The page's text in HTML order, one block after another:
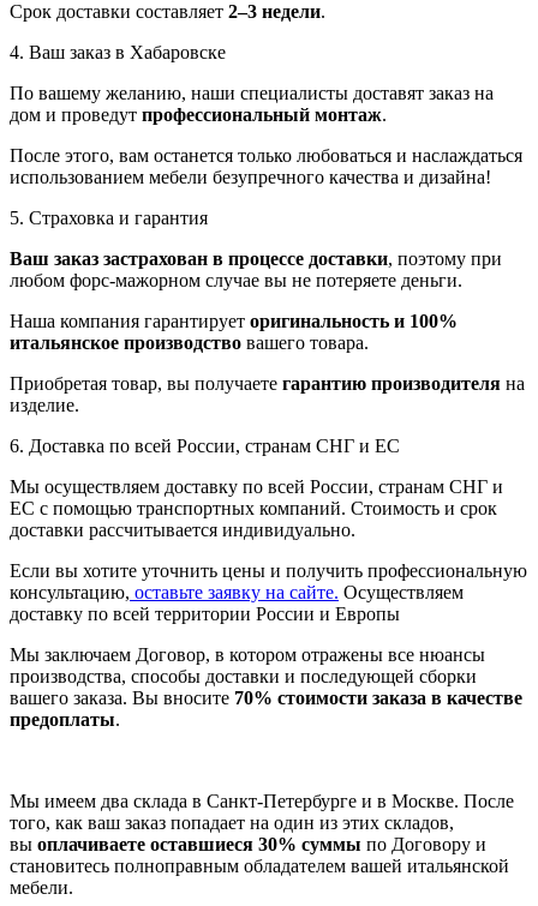
Срок доставки составляет 2–3 недели.
4. Ваш заказ в Хабаровске
По вашему желанию, наши специалисты доставят заказ на
дом и проведут профессиональный монтаж.
После этого, вам останется только любоваться и наслаждаться
использованием мебели безупречного качества и дизайна!
5. Страховка и гарантия
Ваш заказ застрахован в процессе доставки, поэтому при
любом форс-мажорном случае вы не потеряете деньги.
Наша компания гарантирует оригинальность и 100%
итальянское производство вашего товара.
Приобретая товар, вы получаете гарантию производителя на
изделие.
6. Доставка по всей России, странам СНГ и ЕС
Мы осуществляем доставку по всей России, странам СНГ и
ЕС с помощью транспортных компаний. Стоимость и срок
доставки рассчитывается индивидуально.
Если вы хотите уточнить цены и получить профессиональную
консультацию, оставьте заявку на сайте. Осуществляем
доставку по всей территории России и Европы
Мы заключаем Договор, в котором отражены все нюансы
производства, способы доставки и последующей сборки
вашего заказа. Вы вносите 70% стоимости заказа в качестве
предоплаты.
Мы имеем два склада в Санкт-Петербурге и в Москве. После
того, как ваш заказ попадает на один из этих складов,
вы оплачиваете оставшиеся 30% суммы по Договору и
становитесь полноправным обладателем вашей итальянской
мебели.